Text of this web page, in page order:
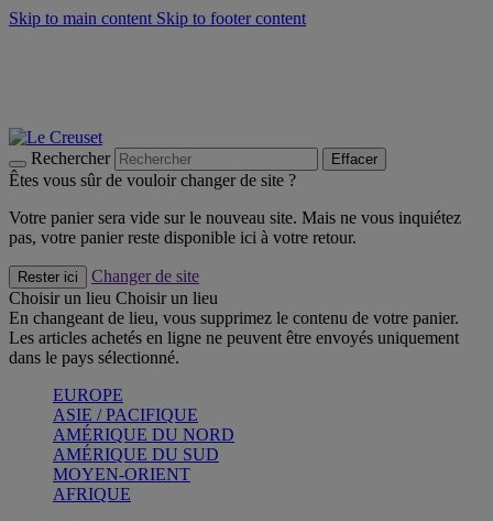
Skip to main content Skip to footer content
Rechercher Effacer
Êtes vous sûr de vouloir changer de site ?
Votre panier sera vide sur le nouveau site. Mais ne vous inquiétez
pas, votre panier reste disponible ici à votre retour.
Rester ici
Changer de site
Choisir un lieu Choisir un lieu
En changeant de lieu, vous supprimez le contenu de votre panier.
Les articles achetés en ligne ne peuvent être envoyés uniquement
dans le pays sélectionné.
EUROPE
ASIE / PACIFIQUE
AMÉRIQUE DU NORD
AMÉRIQUE DU SUD
MOYEN-ORIENT
AFRIQUE